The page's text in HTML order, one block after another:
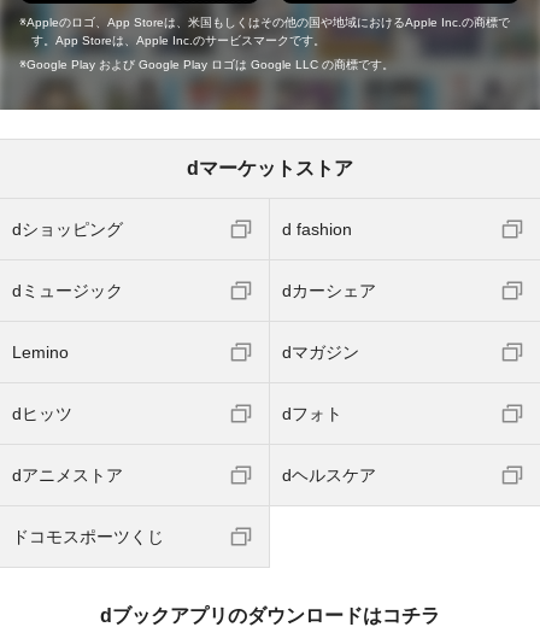
Appleのロゴ、App Storeは、米国もしくはその他の国や地域におけるApple Inc.の商標で
す。App Storeは、Apple Inc.のサービスマークです。
Google Play および Google Play ロゴは Google LLC の商標です。
dマーケットストア
dショッピング d fashion
dミュージック dカーシェア
Lemino dマガジン
dヒッツ dフォト
dアニメストア dヘルスケア
ドコモスポーツくじ
dブックアプリのダウンロードはコチラ